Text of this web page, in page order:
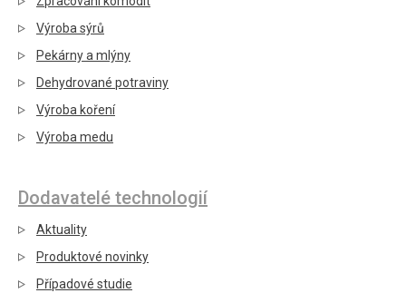
Výroba sýrů
Pekárny a mlýny
Dehydrované potraviny
Výroba koření
Výroba medu
Dodavatelé technologií
Aktuality
Produktové novinky
Případové studie